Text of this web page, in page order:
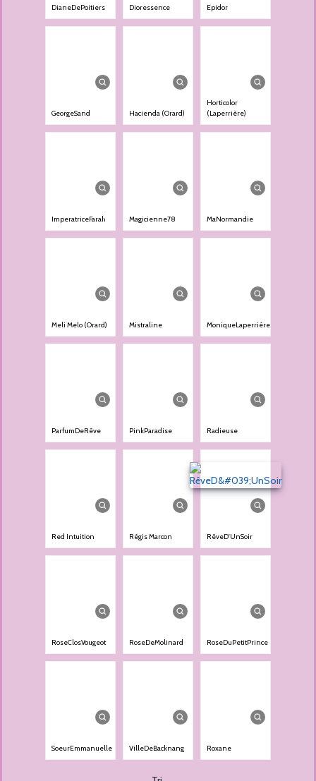
DianeDePoitiers Dioressence Epidor
GeorgeSand Hacienda (Orard)
Horticolor
(Laperrière)
ImperatriceFarah Magicienne78 MaNormandie
Meli Melo (Orard) Mistraline MoniqueLaperrière
ParfumDeRêve PinkParadise Radieuse
Red Intuition Régis Marcon RêveD'UnSoir
RoseClosVougeot RoseDeMolinard RoseDuPetitPrince
SoeurEmmanuelle VilleDeBacknang Roxane